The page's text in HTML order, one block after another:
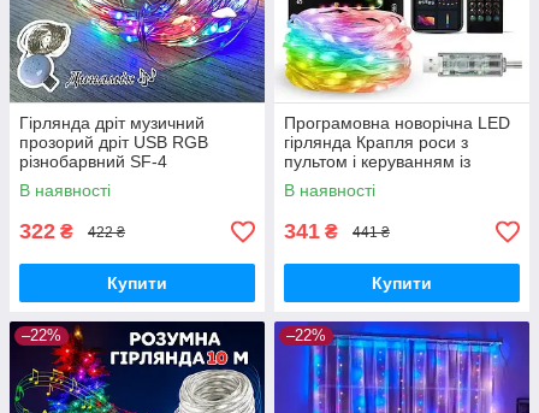
Гірлянда дріт музичний
прозорий дріт USB RGB
різнобарвний SF-4
В наявності
322 ₴ 422 ₴
Купити
Програмовна новорічна LED
гірлянда Крапля роси з
пультом і керуванням із
телефона SFK-04 Bluetooth
USB 10 м
В наявності
341 ₴ 441 ₴
Купити
–22% –22%